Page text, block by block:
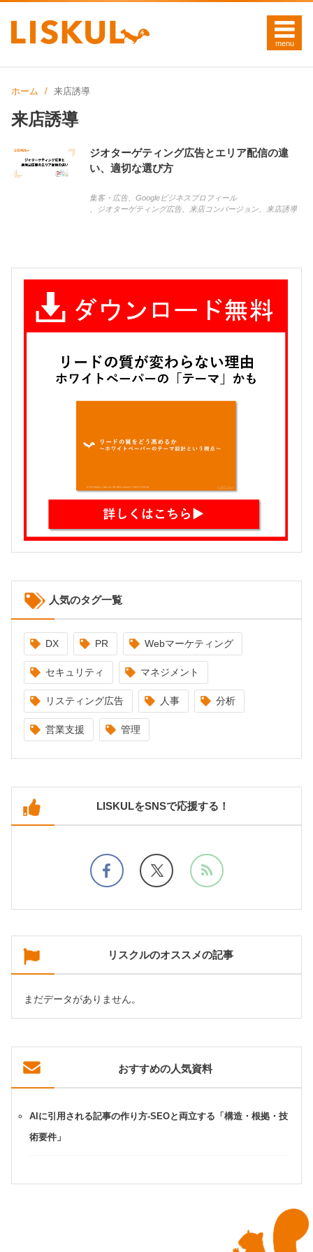
ホーム 来店誘導
来店誘導
ジオターゲティング広告とエリア配信の違
い、適切な選び方
集客・広告、 Googleビジネスプロフィール
ジオターゲティング広告、 来店コンバージョン 来店誘導
人気のタグ一覧
DX PR Webマーケティング
セキュリティ マネジメント
リスティング広告 人事 分析
営業支援 管理
LISKULをSNSで応援する！
リスクルのオススメの記事
まだデータがありません。
おすすめの人気資料
AIに引用される記事の作り方-SEOと両立する「構造・根拠・技
術要件」